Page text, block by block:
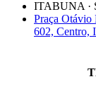
ITABUNA ·
Praça Otávio
602, Centro,